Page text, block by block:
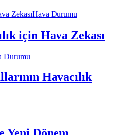
Hava Durumu
için Hava Zekası
Durumu
Havacılık